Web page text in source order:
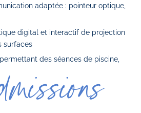
adaptée : pointeur optique,
digital et interactif de projection
surfaces
des séances de piscine,